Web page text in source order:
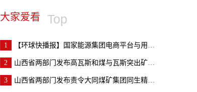
大家爱看 Top
1 【环球快播报】国家能源集团电商平台与用户签署托管
2 山西省两部门发布高瓦斯和煤与瓦斯突出矿井采煤工作
3 山西省两部门发布责令大同煤矿集团同生精通兴旺煤业